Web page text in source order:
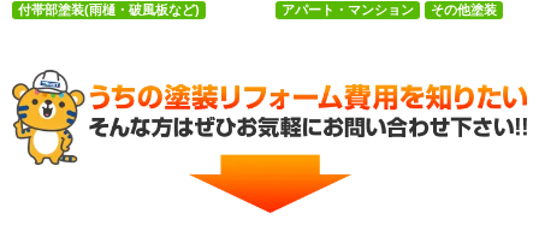
付帯部塗装(雨樋・破風板など)
アパート・マンション
その他塗装